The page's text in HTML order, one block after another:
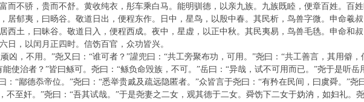
不骄，贵而不舒。黄收纯衣，彤车乘白马。能明驯德，以亲九族。九族既睦，便章百姓。百姓
居郁夷，曰旸谷。敬道日出，便程东作。日中，星鸟，以殷中春。其民析，鸟兽字微。申命羲
西土，曰昧谷。敬道日入，便程西成。夜中，星虚，以正中秋。其民夷易，鸟兽毛毨。申命和
，以闰月正四时。信饬百官，众功皆兴。
凶，不用。”尧又曰：“谁可者？”讙兜曰：“共工旁聚布功，可用。”尧曰：“共工善言，其用僻，
使治者？”皆曰鲧可。尧曰：“鲧负命毁族，不可。”岳曰：“异哉，试不可用而已。”尧于是听岳
“鄙德忝帝位。”尧曰：“悉举贵戚及疏远隐匿者。”众皆言于尧曰：“有矜在民间，曰虞舜。”尧
至奸。”尧曰：“吾其试哉。”于是尧妻之二女，观其德于二女。舜饬下二女于妫汭，如妇礼。